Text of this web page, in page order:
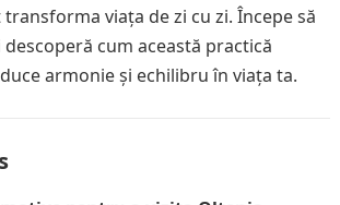
viața de zi cu zi. Începe să
cum această practică
armonie și echilibru în viața ta.